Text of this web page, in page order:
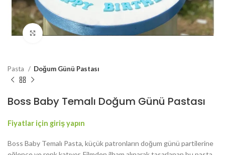
Resmi Büyüt
Pasta Doğum Günü Pastası
Boss Baby Temalı Doğum Günü Pastası
Fiyatlar için giriş yapın
Boss Baby Temalı Pasta, küçük patronların doğum günü partilerine